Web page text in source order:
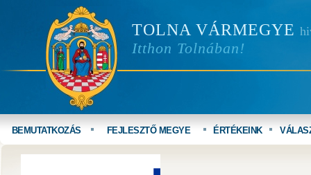
TOLNA VÁRMEGYE
Itthon Tolnában!
BEMUTATKOZÁS FEJLESZTŐ MEGYE ÉRTÉKEINK